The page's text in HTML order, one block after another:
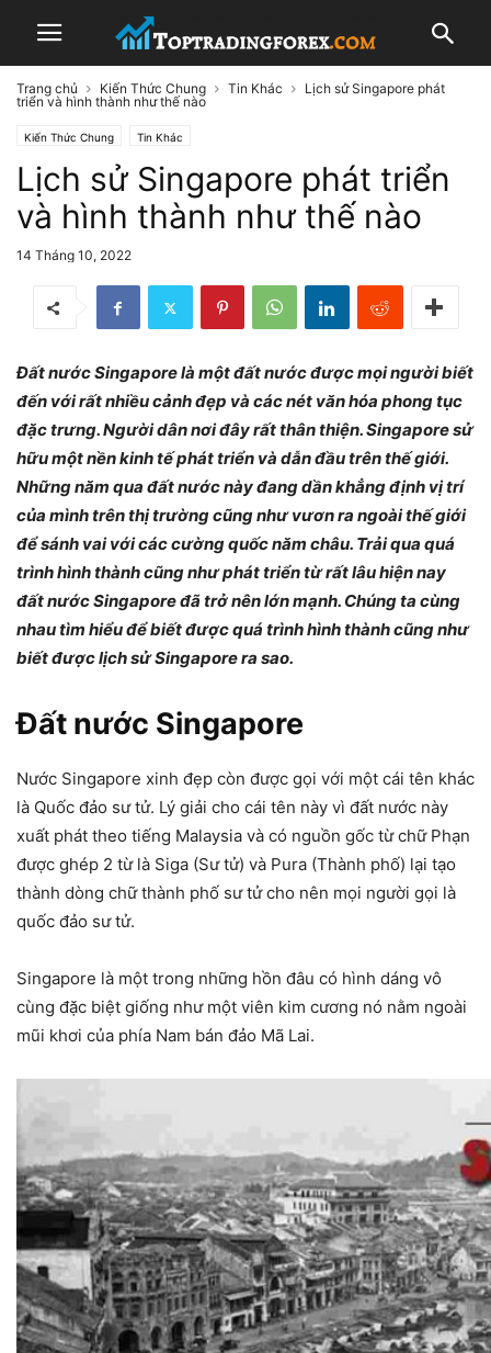
Trang chủ Kiến Thức Chung Tin Khác
Lịch sử Singapore phát
triển và hình thành như thế nào
Kiến Thức Chung Tin Khác
Lịch sử Singapore phát triển
và hình thành như thế nào
14 Tháng 10, 2022
Đất nước Singapore là một đất nước được mọi người biết
đến với rất nhiều cảnh đẹp và các nét văn hóa phong tục
đặc trưng. Người dân nơi đây rất thân thiện. Singapore sử
hữu một nền kinh tế phát triển và dẫn đầu trên thế giới.
Những năm qua đất nước này đang dần khẳng định vị trí
của mình trên thị trường cũng như vươn ra ngoài thế giới
để sánh vai với các cường quốc năm châu. Trải qua quá
trình hình thành cũng như phát triển từ rất lâu hiện nay
đất nước Singapore đã trở nên lớn mạnh. Chúng ta cùng
nhau tìm hiểu để biết được quá trình hình thành cũng như
biết được lịch sử Singapore ra sao.
Đất nước Singapore
Nước Singapore xinh đẹp còn được gọi với một cái tên khác
là Quốc đảo sư tử. Lý giải cho cái tên này vì đất nước này
xuất phát theo tiếng Malaysia và có nguồn gốc từ chữ Phạn
được ghép 2 từ là Siga (Sư tử) và Pura (Thành phố) lại tạo
thành dòng chữ thành phố sư tử cho nên mọi người gọi là
quốc đảo sư tử.
Singapore là một trong những hồn đâu có hình dáng vô
cùng đặc biệt giống như một viên kim cương nó nằm ngoài
mũi khơi của phía Nam bán đảo Mã Lai.